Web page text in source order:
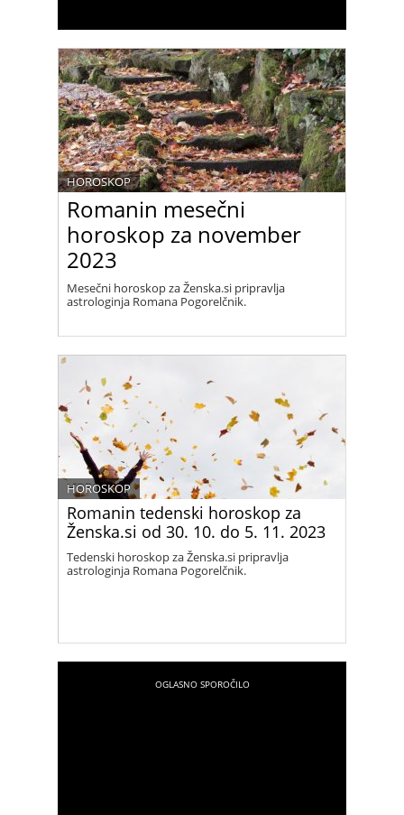
Romanin mesečni
horoskop za november
2023
HOROSKOP
Mesečni horoskop za Ženska.si pripravlja
astrologinja Romana Pogorelčnik.
Romanin tedenski horoskop za
Ženska.si od 30. 10. do 5. 11. 2023
HOROSKOP
Tedenski horoskop za Ženska.si pripravlja
astrologinja Romana Pogorelčnik.